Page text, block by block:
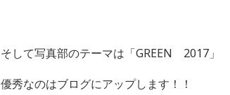
そして写真部のテーマは「GREEN 2017」
優秀なのはブログにアップします！！